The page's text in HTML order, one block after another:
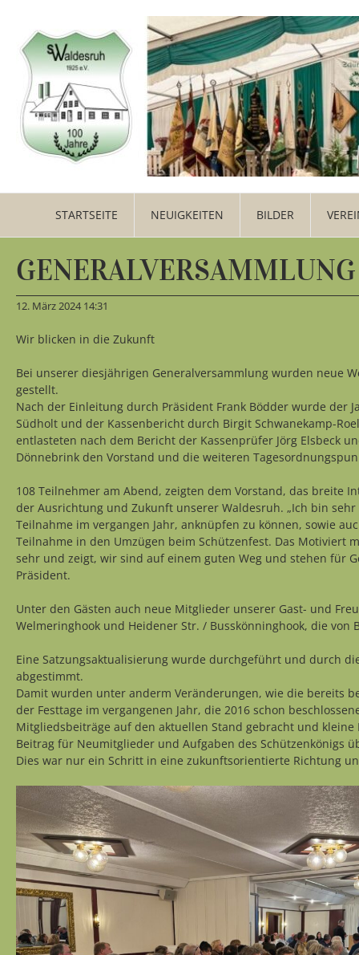
STARTSEITE NEUIGKEITEN BILDER
12. März 2024 14:31
Wir blicken in die Zukunft
Bei unserer diesjährigen Generalversammlung wurden neue
gestellt.
Nach der Einleitung durch Präsident Frank Bödder wurde der
Südholt und der Kassenbericht durch Birgit Schwanekamp-
entlasteten nach dem Bericht der Kassenprüfer Jörg Elsbeck
Dönnebrink den Vorstand und die weiteren
108 Teilnehmer am Abend, zeigten dem Vorstand, das breite
der Ausrichtung und Zukunft unserer Waldesruh. „Ich bin
Teilnahme im vergangen Jahr, anknüpfen zu können, sowie
Teilnahme in den Umzügen beim Schützenfest. Das Motiviert
sehr und zeigt, wir sind auf einem guten Weg und stehen für
Präsident.
Unter den Gästen auch neue Mitglieder unserer Gast- und
Welmeringhook und Heidener Str. / Busskönninghook, die von
Eine Satzungsaktualisierung wurde durchgeführt und durch
abgestimmt.
Damit wurden unter anderm Veränderungen, wie die bereits
der Festtage im vergangenen Jahr, die 2016 schon
Mitgliedsbeiträge auf den aktuellen Stand gebracht und
Beitrag für Neumitglieder und Aufgaben des Schützenkönigs
Dies war nur ein Schritt in eine zukunftsorientierte Richtung